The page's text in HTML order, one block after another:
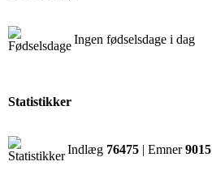
Ingen fødselsdage i dag
Statistikker
Indlæg 76475 | Emner9015